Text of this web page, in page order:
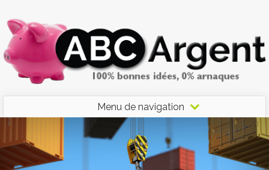
Menu de navigation